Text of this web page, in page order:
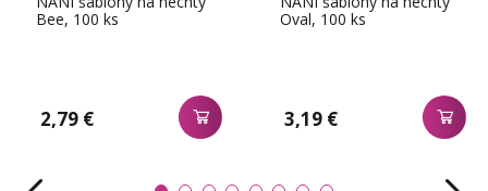
Bee, 100 ks
2,79 €
Oval, 100 ks
3,19 €